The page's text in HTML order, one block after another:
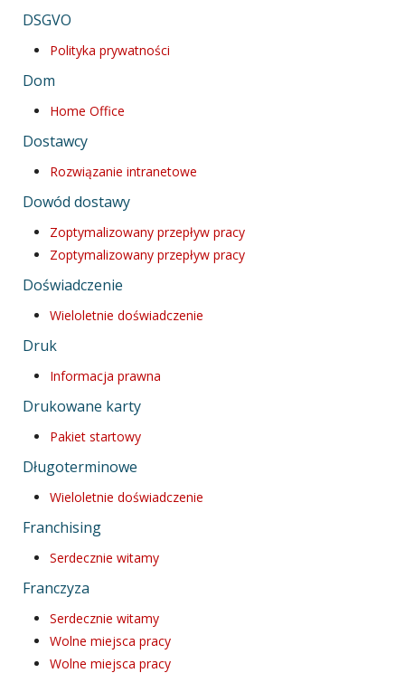
DSGVO
Polityka prywatności
Dom
Home Office
Dostawcy
Rozwiązanie intranetowe
Dowód dostawy
Zoptymalizowany przepływ pracy
Zoptymalizowany przepływ pracy
Doświadczenie
Wieloletnie doświadczenie
Druk
Informacja prawna
Drukowane karty
Pakiet startowy
Długoterminowe
Wieloletnie doświadczenie
Franchising
Serdecznie witamy
Franczyza
Serdecznie witamy
Wolne miejsca pracy
Wolne miejsca pracy